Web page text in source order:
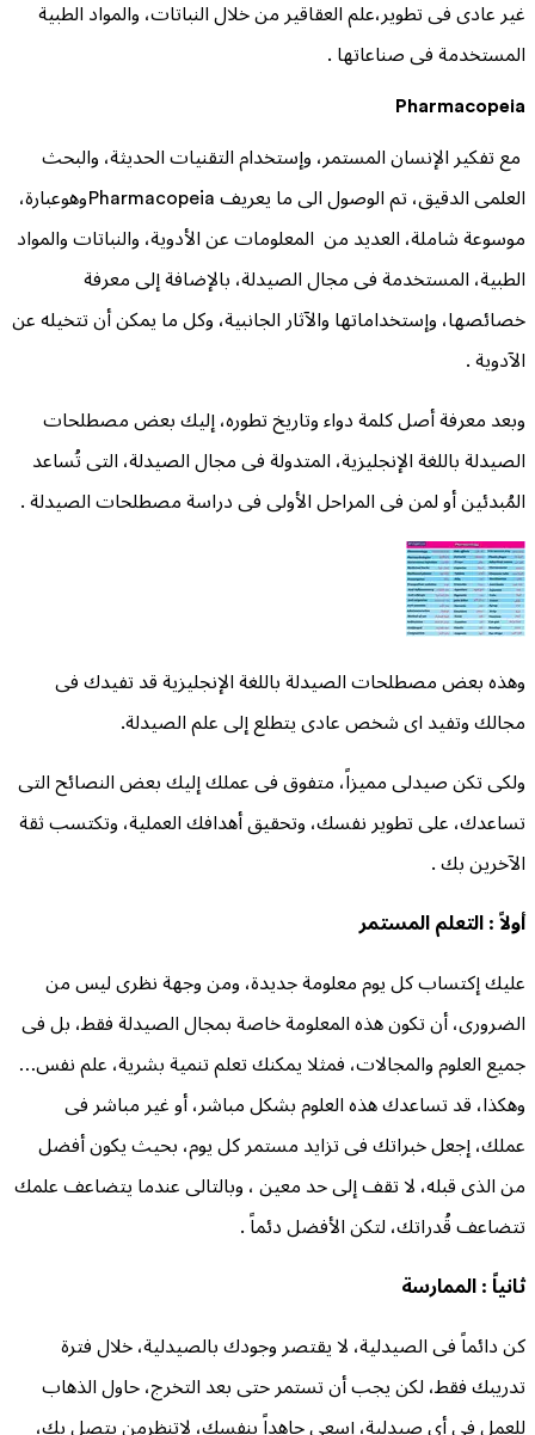
غير عادى فى تطوير،علم العقاقير من خلال النباتات، والمواد الطبية
المستخدمة فى صناعاتها .
Pharmacopeia
مع تفكير الإنسان المستمر، وإستخدام التقنيات الحديثة، والبحث
العلمى الدقيق، تم الوصول الى ما يعريف Pharmacopeiaوهوعبارة،
موسوعة شاملة، العديد من المعلومات عن الأدوية، والنباتات والمواد
الطبية، المستخدمة فى مجال الصيدلة، بالإضافة إلى معرفة
خصائصها، وإستخداماتها والآثار الجانبية، وكل ما يمكن أن تتخيله عن
الآدوية .
وبعد معرفة أصل كلمة دواء وتاريخ تطوره، إليك بعض مصطلحات
الصيدلة باللغة الإنجليزية، المتدولة فى مجال الصيدلة، التى تُساعد
المُبدئين أو لمن فى المراحل الأولى فى دراسة مصطلحات الصيدلة .
وهذه بعض مصطلحات الصيدلة باللغة الإنجليزية قد تفيدك فى
مجالك وتفيد اى شخص عادى يتطلع إلى علم الصيدلة.
ولكى تكن صيدلى مميزاً، متفوق فى عملك إليك بعض النصائح التى
تساعدك، على تطوير نفسك، وتحقيق أهدافك العملية، وتكتسب ثقة
الآخرين بك .
أولاً : التعلم المستمر
عليك إكتساب كل يوم معلومة جديدة، ومن وجهة نظرى ليس من
الضرورى، أن تكون هذه المعلومة خاصة بمجال الصيدلة فقط، بل فى
جميع العلوم والمجالات، فمثلا يمكنك تعلم تنمية بشرية، علم نفس…
وهكذا، قد تساعدك هذه العلوم بشكل مباشر، أو غير مباشر فى
عملك، إجعل خبراتك فى تزايد مستمر كل يوم، بحيث يكون أفضل
من الذى قبله، لا تقف إلى حد معين ، وبالتالى عندما يتضاعف علمك
تتضاعف قُدراتك، لتكن الأفضل دئماً .
ثانياً : الممارسة
كن دائماً فى الصيدلية، لا يقتصر وجودك بالصيدلية، خلال فترة
تدريبك فقط، لكن يجب أن تستمر حتى بعد التخرج، حاول الذهاب
للعمل فى أى صيدلية، إسعى جاهداً بنفسك، لاتنظرمن يتصل بك،